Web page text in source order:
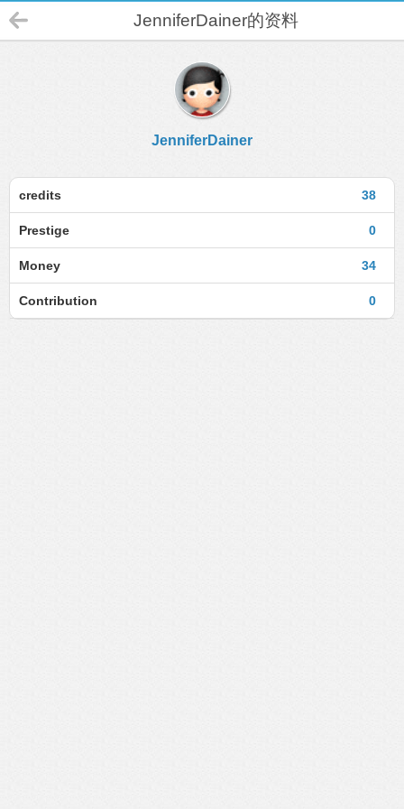
JenniferDainer的资料
JenniferDainer
38
credits
0
Prestige
34
Money
0
Contribution